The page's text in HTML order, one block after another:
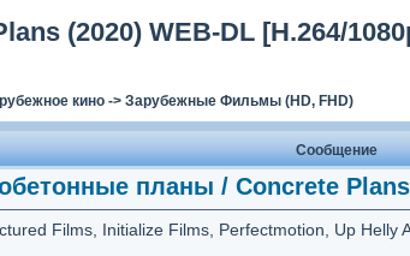
(2020) WEB-DL [H.264/
кино-> Зарубежные Фильмы (HD, FHD)
Сообщение
планы / Concrete Plans
Films, Initialize Films, Perfectmotion, Up Helly